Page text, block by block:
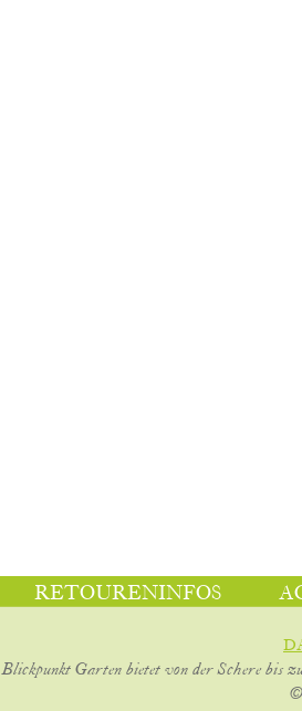
RETOURENINFOS
Blickpunkt Garten bietet von der Schere bis